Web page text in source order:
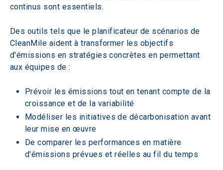
continus sont essentiels.
Des outils tels que le planificateur de scénarios de
CleanMile aident à transformer les objectifs
d'émissions en stratégies concrètes en permettant
aux équipes de :
Prévoir les émissions tout en tenant compte de la
croissance et de la variabilité
Modéliser les initiatives de décarbonisation avant
leur mise en œuvre
De comparer les performances en matière
d'émissions prévues et réelles au fil du temps